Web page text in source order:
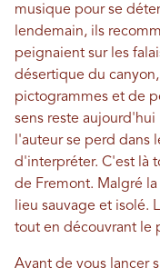
musique pour se
lendemain, ils
peignaient sur les
désertique du
pictogrammes et de
sens reste
l'auteur se perd dans
d'interpréter. C'est là
de Fremont. Malgré
lieu sauvage et isolé.
tout en découvrant le
Avant de vous lancer